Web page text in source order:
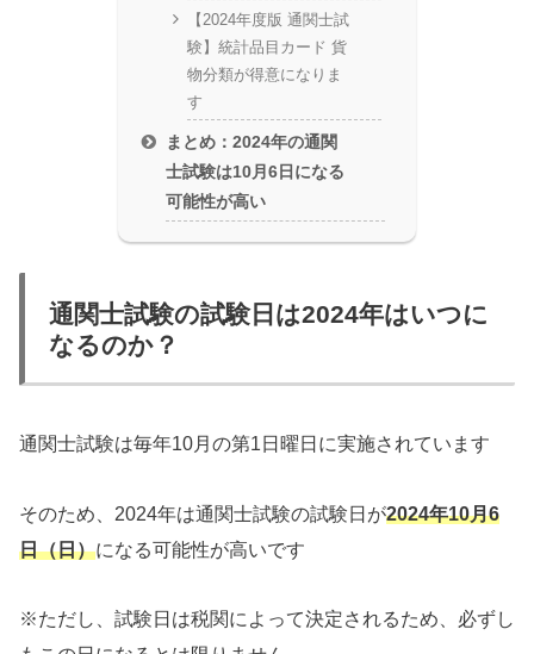
【2024年度版 通関士試
験】統計品目カード 貨
物分類が得意になりま
す
まとめ：2024年の通関
士試験は10月6日になる
可能性が高い
通関士試験の試験日は2024年はいつに
なるのか？
通関士試験は毎年10月の第1日曜日に実施されています
そのため、2024年は通関士試験の試験日が2024年10月6
日（日）になる可能性が高いです
※ただし、試験日は税関によって決定されるため、必ずし